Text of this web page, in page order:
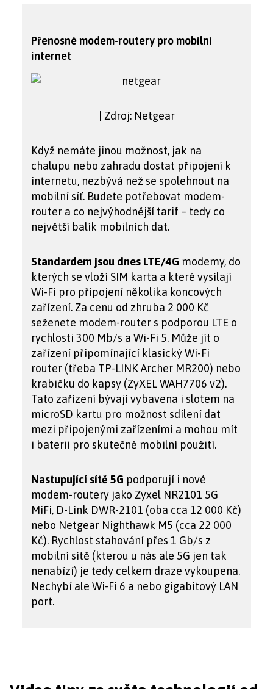
Přenosné modem-routery pro mobilní
internet
| Zdroj: Netgear
Když nemáte jinou možnost, jak na
chalupu nebo zahradu dostat připojení k
internetu, nezbývá než se spolehnout na
mobilní síť. Budete potřebovat modem-
router a co nejvýhodnější tarif – tedy co
největší balík mobilních dat.
Standardem jsou dnes LTE/4G modemy, do
kterých se vloží SIM karta a které vysílají
Wi-Fi pro připojení několika koncových
zařízení. Za cenu od zhruba 2 000 Kč
seženete modem-router s podporou LTE o
rychlosti 300 Mb/s a Wi-Fi 5. Může jít o
zařízení připomínající klasický Wi-Fi
router (třeba TP-LINK Archer MR200) nebo
krabičku do kapsy (ZyXEL WAH7706 v2).
Tato zařízení bývají vybavena i slotem na
microSD kartu pro možnost sdílení dat
mezi připojenými zařízeními a mohou mít
i baterii pro skutečně mobilní použití.
Nastupující sítě 5G podporují i nové
modem-routery jako Zyxel NR2101 5G
MiFi, D-Link DWR-2101 (oba cca 12 000 Kč)
nebo Netgear Nighthawk M5 (cca 22 000
Kč). Rychlost stahování přes 1 Gb/s z
mobilní sítě (kterou u nás ale 5G jen tak
nenabízí) je tedy celkem draze vykoupena.
Nechybí ale Wi-Fi 6 a nebo gigabitový LAN
port.